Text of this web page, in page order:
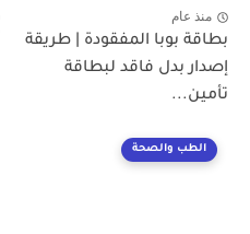
منذ عام
بطاقة بوبا المفقودة | طريقة
إصدار بدل فاقد لبطاقة
تأمين...
الطب والصحة